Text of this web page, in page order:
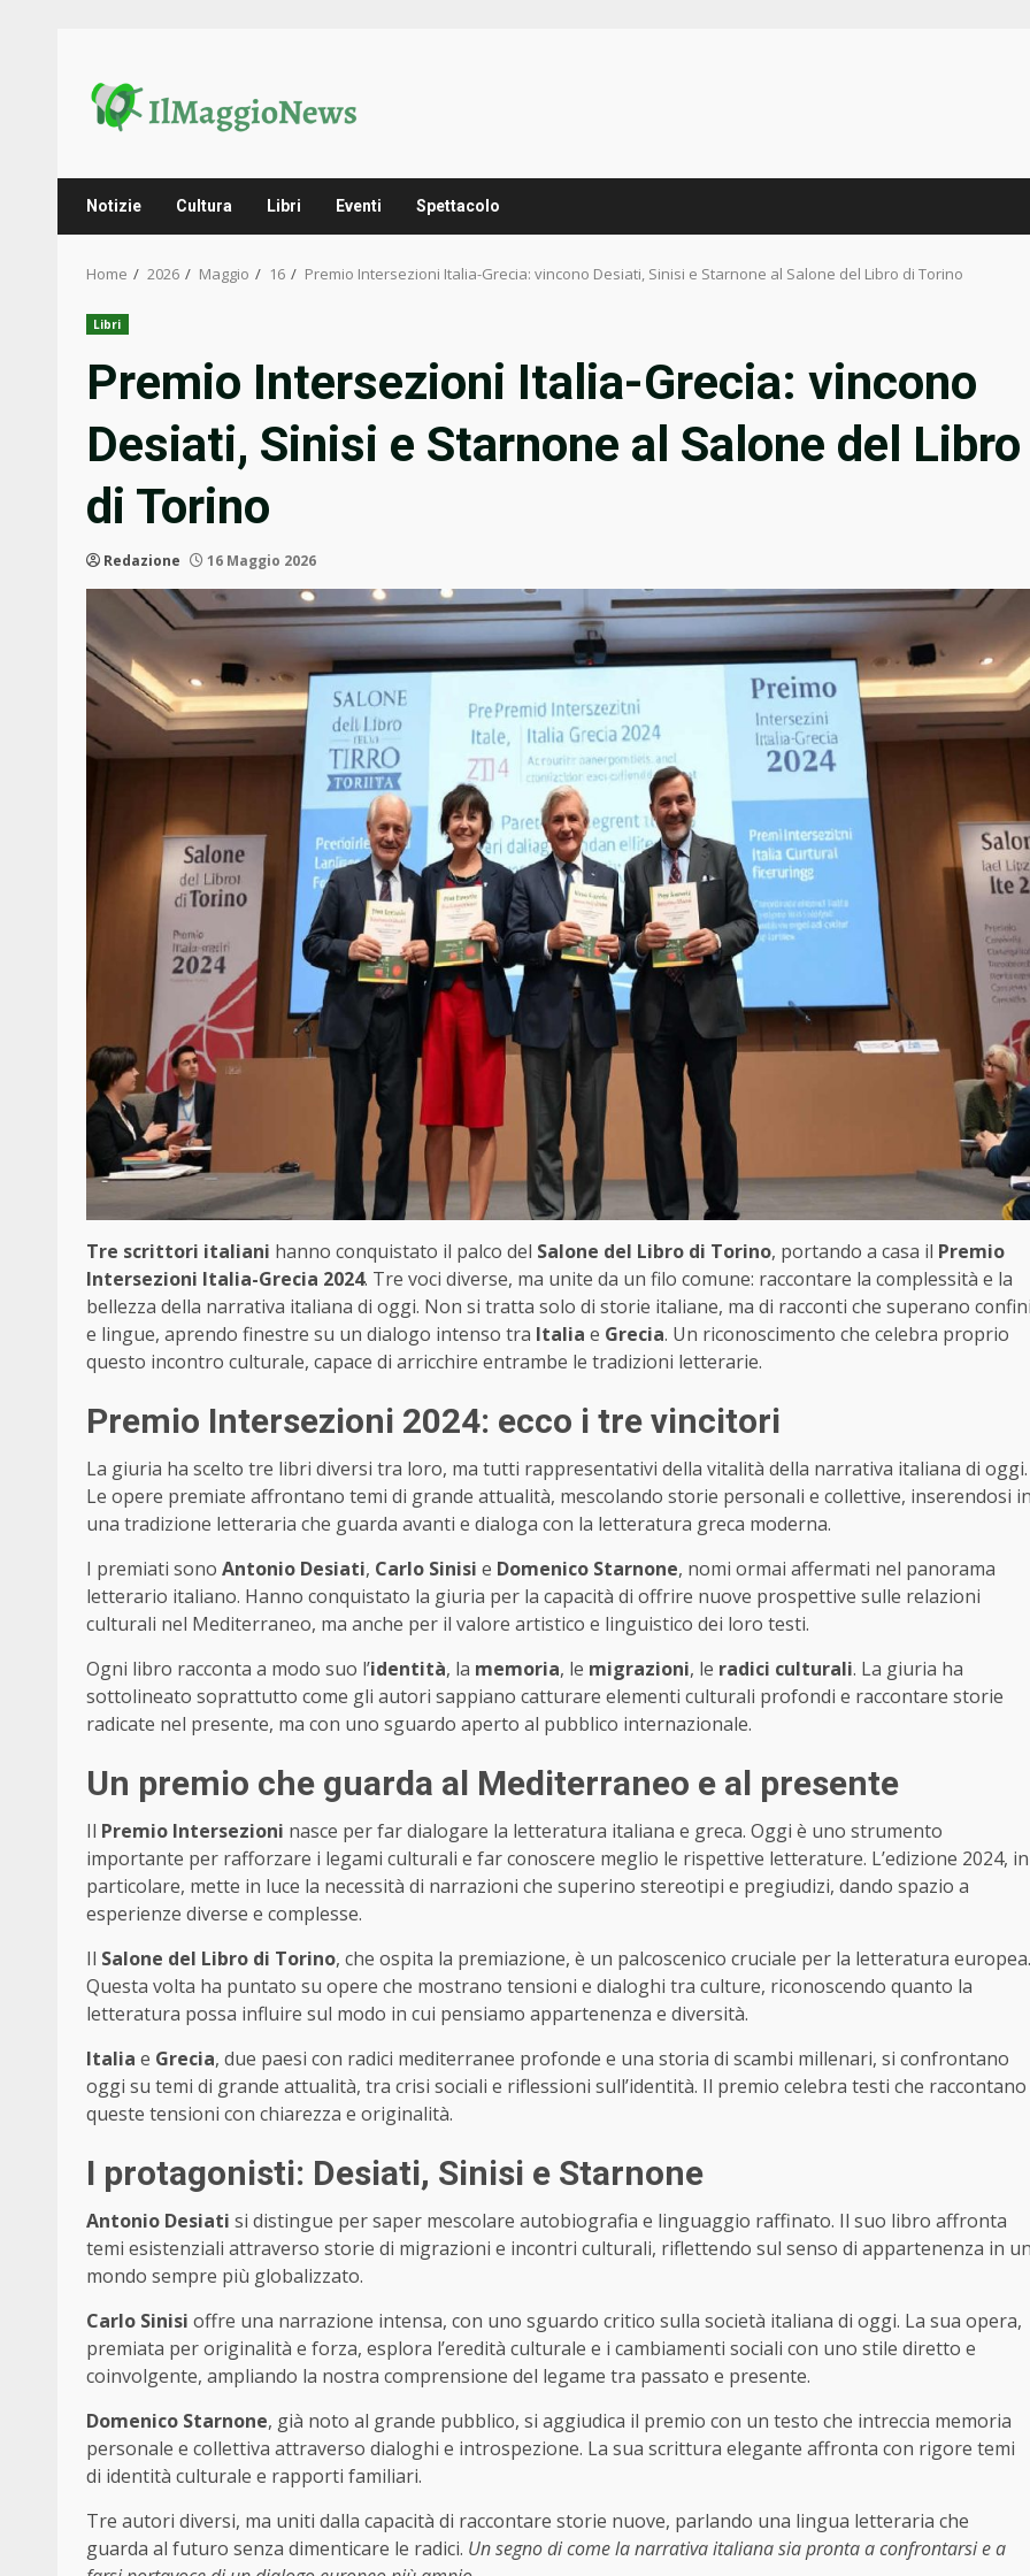
content
Notizie Cultura Libri Eventi Spettacolo
Home 2026 Maggio 16 Premio Intersezioni Italia-Grecia: vincono Desiati, Sinisi e Starnone al Salone del Libro di Torino
Libri
Premio Intersezioni Italia-Grecia: vincono
Desiati, Sinisi e Starnone al Salone del Libro
di Torino
Redazione 16 Maggio 2026
Tre scrittori italiani hanno conquistato il palco del Salone del Libro di Torino, portando a casa il Premio
Intersezioni Italia-Grecia 2024. Tre voci diverse, ma unite da un filo comune: raccontare la complessità e la
bellezza della narrativa italiana di oggi. Non si tratta solo di storie italiane, ma di racconti che superano
e lingue, aprendo finestre su un dialogo intenso tra Italia e Grecia. Un riconoscimento che celebra proprio
questo incontro culturale, capace di arricchire entrambe le tradizioni letterarie.
Premio Intersezioni 2024: ecco i tre vincitori
La giuria ha scelto tre libri diversi tra loro, ma tutti rappresentativi della vitalità della narrativa italiana di oggi.
Le opere premiate affrontano temi di grande attualità, mescolando storie personali e collettive, inserendosi
una tradizione letteraria che guarda avanti e dialoga con la letteratura greca moderna.
I premiati sono Antonio Desiati, Carlo Sinisi e Domenico Starnone, nomi ormai affermati nel panorama
letterario italiano. Hanno conquistato la giuria per la capacità di offrire nuove prospettive sulle relazioni
culturali nel Mediterraneo, ma anche per il valore artistico e linguistico dei loro testi.
Ogni libro racconta a modo suo l’identità, la memoria, le migrazioni, le radici culturali. La giuria ha
sottolineato soprattutto come gli autori sappiano catturare elementi culturali profondi e raccontare storie
radicate nel presente, ma con uno sguardo aperto al pubblico internazionale.
Un premio che guarda al Mediterraneo e al presente
Il Premio Intersezioni nasce per far dialogare la letteratura italiana e greca. Oggi è uno strumento
importante per rafforzare i legami culturali e far conoscere meglio le rispettive letterature. L’edizione 2024, in
particolare, mette in luce la necessità di narrazioni che superino stereotipi e pregiudizi, dando spazio a
esperienze diverse e complesse.
Il Salone del Libro di Torino, che ospita la premiazione, è un palcoscenico cruciale per la letteratura europea.
Questa volta ha puntato su opere che mostrano tensioni e dialoghi tra culture, riconoscendo quanto la
letteratura possa influire sul modo in cui pensiamo appartenenza e diversità.
Italia e Grecia, due paesi con radici mediterranee profonde e una storia di scambi millenari, si confrontano
oggi su temi di grande attualità, tra crisi sociali e riflessioni sull’identità. Il premio celebra testi che raccontano
queste tensioni con chiarezza e originalità.
I protagonisti: Desiati, Sinisi e Starnone
Antonio Desiati si distingue per saper mescolare autobiografia e linguaggio raffinato. Il suo libro affronta
temi esistenziali attraverso storie di migrazioni e incontri culturali, riflettendo sul senso di appartenenza in
mondo sempre più globalizzato.
Carlo Sinisi offre una narrazione intensa, con uno sguardo critico sulla società italiana di oggi. La sua opera,
premiata per originalità e forza, esplora l’eredità culturale e i cambiamenti sociali con uno stile diretto e
coinvolgente, ampliando la nostra comprensione del legame tra passato e presente.
Domenico Starnone, già noto al grande pubblico, si aggiudica il premio con un testo che intreccia memoria
personale e collettiva attraverso dialoghi e introspezione. La sua scrittura elegante affronta con rigore temi
di identità culturale e rapporti familiari.
Tre autori diversi, ma uniti dalla capacità di raccontare storie nuove, parlando una lingua letteraria che
guarda al futuro senza dimenticare le radici. Un segno di come la narrativa italiana sia pronta a confrontarsi e a